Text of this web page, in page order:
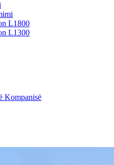
L1800
L1300
Kompanisë